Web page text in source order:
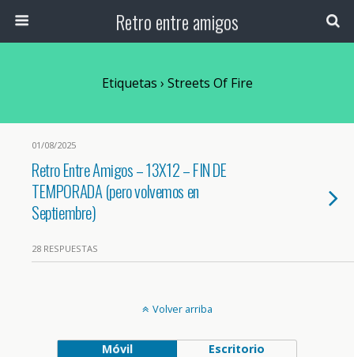
Retro entre amigos
Etiquetas › Streets Of Fire
01/08/2025
Retro Entre Amigos – 13X12 – FIN DE
TEMPORADA (pero volvemos en
Septiembre)
28 RESPUESTAS
Volver arriba
Móvil Escritorio